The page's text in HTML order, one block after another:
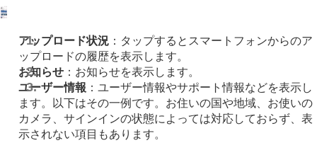
カメラの本体ソフトウェアのアップデートを行う
カメラのアップグレードライセンスをインストールする
ライブ配信する（ネットワークストリーミング）
商標について
アップロード状況 ：タップするとスマートフォンからのア
ップロードの履歴を表示します。
お知らせ ：お知らせを表示します。
ユーザー情報 ：ユーザー情報やサポート情報などを表示し
ます。以下はその一例です。お住いの国や地域、お使いの
カメラ、サインインの状態によっては対応しておらず、表
示されない項目もあります。